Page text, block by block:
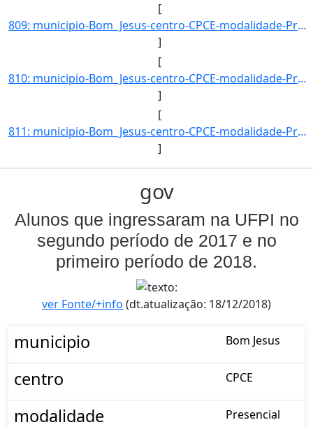
[
809: municipio-Bom_Jesus-centro-CPCE-modalidade-Presencial-convenio--selecao-SISU_COTA-cota-AA-4-sexo-F-u]
]
[
810: municipio-Bom_Jesus-centro-CPCE-modalidade-Presencial-convenio--selecao-SISU-cota-AC-sexo-F-uf-MA-an]
]
[
811: municipio-Bom_Jesus-centro-CPCE-modalidade-Presencial-convenio--selecao-SISU-cota-AC-sexo-M-uf-MA-an]
]
gov
Alunos que ingressaram na UFPI no
segundo período de 2017 e no
primeiro período de 2018.
ver Fonte/+info (dt.atualização: 18/12/2018)
municipio Bom Jesus
centro CPCE
modalidade Presencial